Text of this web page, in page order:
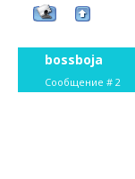
bossboja
Сообщение # 2